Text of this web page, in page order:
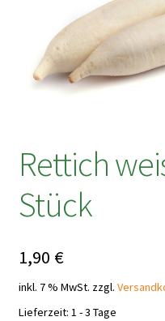
Rettich
Stück
1,90 €
inkl. 7 % MwSt. zzgl.
Lieferzeit: 1 - 3 Tage